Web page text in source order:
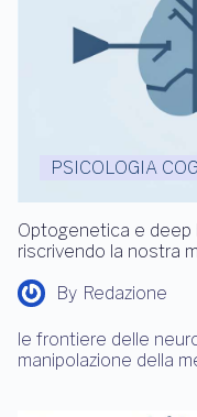
PSICOLOGIA
Optogenetica e deep
riscrivendo la nostra
By Redazione
le frontiere delle
manipolazione della